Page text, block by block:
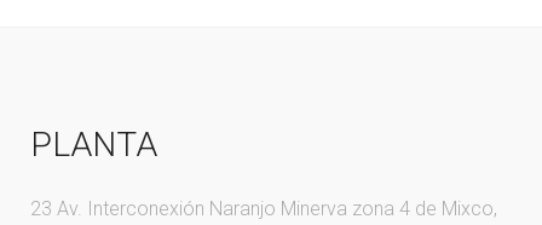
PLANTA
23 Av. Interconexión Naranjo Minerva zona 4 de Mixco,